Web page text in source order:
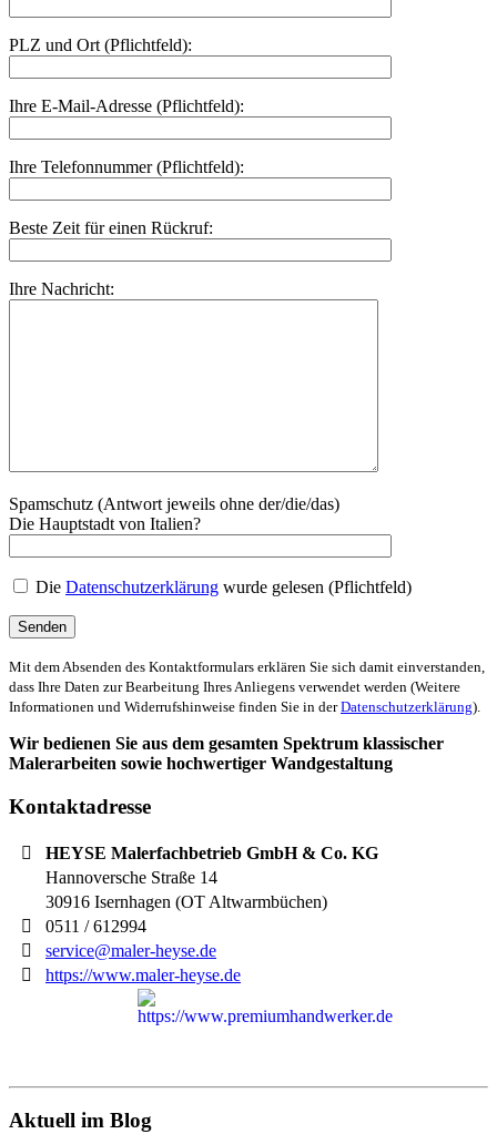
PLZ und Ort (Pflichtfeld):
Ihre E-Mail-Adresse (Pflichtfeld):
Ihre Telefonnummer (Pflichtfeld):
Beste Zeit für einen Rückruf:
Ihre Nachricht:
Spamschutz (Antwort jeweils ohne der/die/das)
Die Hauptstadt von Italien?
Die Datenschutzerklärung wurde gelesen (Pflichtfeld)
Mit dem Absenden des Kontaktformulars erklären Sie sich damit einverstanden,
dass Ihre Daten zur Bearbeitung Ihres Anliegens verwendet werden (Weitere
Informationen und Widerrufshinweise finden Sie in derDatenschutzerklärung).
Wir bedienen Sie aus dem gesamten Spektrum klassischer
Malerarbeiten sowie hochwertiger Wandgestaltung
Kontaktadresse
HEYSE Malerfachbetrieb GmbH & Co. KG
Hannoversche Straße 14
30916 Isernhagen (OT Altwarmbüchen)
0511 / 612994
service@maler-heyse.de
https://www.maler-heyse.de
Aktuell im Blog